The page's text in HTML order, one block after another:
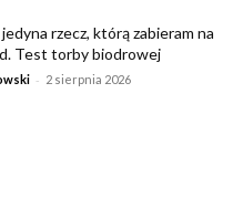
rzecz, którą zabieram na
Test torby biodrowej
- 2 sierpnia 2026